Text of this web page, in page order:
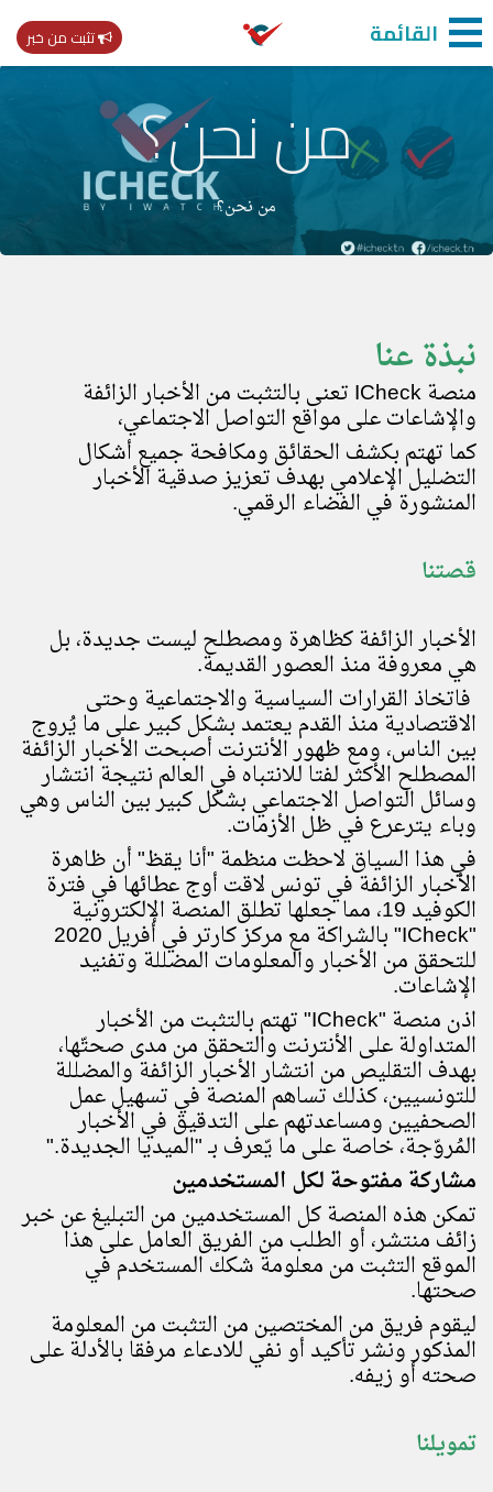
القائمة تثبت من خبر
من نحن؟
من نحن؟
نبذة عنا
منصةICheckتعنى بالتثبت من الأخبار الزائفة
والإشاعات على مواقع التواصل الاجتماعي،
كما تهتم بكشف الحقائق ومكافحة جميع أشكال
التضليل الإعلامي بهدف تعزيز صدقية الأخبار
المنشورة في الفضاء الرقمي.
قصتنا
الأخبار الزائفة كظاهرة ومصطلح ليست جديدة، بل
هي معروفة منذ العصور القديمة.
فاتخاذ القرارات السياسية والاجتماعية وحتى
الاقتصادية منذ القدم يعتمد بشكل كبير على ما يُروج
بين الناس، ومع ظهور الأنترنت أصبحت الأخبار الزائفة
المصطلح الأكثر لفتا للانتباه في العالم نتيجة انتشار
وسائل التواصل الاجتماعي بشكل كبير بين الناس وهي
وباء يترعرع في ظل الأزمات.
في هذا السياق لاحظت منظمة "أنا يقظ" أن ظاهرة
الأخبار الزائفة في تونس لاقت أوج عطائها في فترة
الكوفيد 19، مما جعلها تطلق المنصة الإلكترونية
"
ICheck " بالشراكة مع مركز كارتر في أفريل 2020
للتحقق من الأخبار والمعلومات المضللة وتفنيد
الإشاعات.
اذن منصة "ICheck" تهتم بالتثبت من الأخبار
المتداولة على الأنترنت والتحقق من مدى صحتّها،
بهدف التقليص من انتشار الأخبار الزائفة والمضللة
للتونسيين، كذلك تساهم المنصة في تسهيل عمل
الصحفيين ومساعدتهم على التدقيق في الأخبار
المُروّجة، خاصة على ما يّعرف بـ "الميديا الجديدة".
مشاركة مفتوحة لكل المستخدمين
تمكن هذه المنصة كل المستخدمين من التبليغ عن خبر
زائف منتشر، أو الطلب من الفريق العامل على هذا
الموقع التثبت من معلومة شكك المستخدم في
صحتها.
ليقوم فريق من المختصين من التثبت من المعلومة
المذكور ونشر تأكيد أو نفي للادعاء مرفقا بالأدلة على
صحته أو زيفه.
تمويلنا